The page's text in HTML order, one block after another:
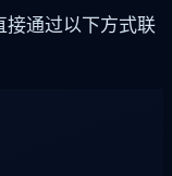
接通过以下方式联